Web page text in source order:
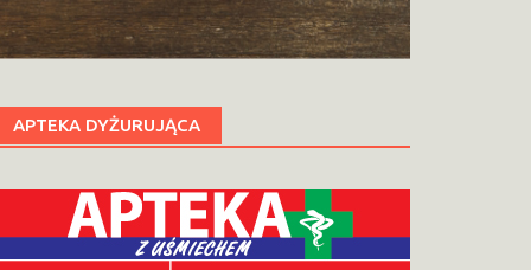
APTEKA DYŻURUJĄCA